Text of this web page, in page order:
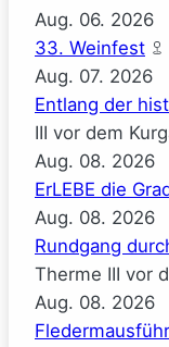
Aug. 06. 2026
33. Weinfest
Aug. 07. 2026
Entlang der
III vor dem
Aug. 08. 2026
ErLEBE die
Aug. 08. 2026
Rundgang
Therme III vor
Aug. 08. 2026